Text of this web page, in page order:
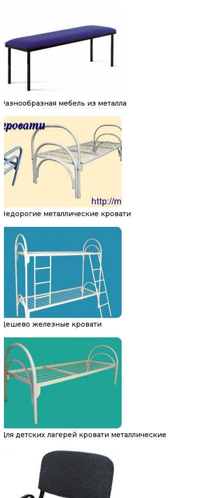
Разнообразная мебель из металла
Недорогие металлические кровати
Дешево железные кровати
Для детских лагерей кровати металлические